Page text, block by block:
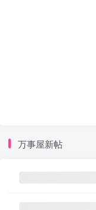
万事屋新帖